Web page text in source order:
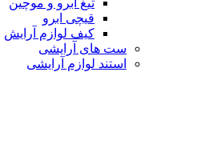
تیغ ابرو و موچین
قیچی ابرو
کیف لوازم آرایش
ست های آرایشی
استند لوازم آرایشی